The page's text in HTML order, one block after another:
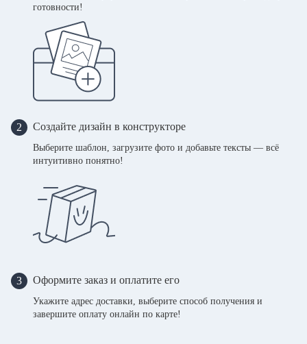
готовности!
2 Создайте дизайн в конструкторе
Выберите шаблон, загрузите фото и добавьте тексты — всё
интуитивно понятно!
3 Оформите заказ и оплатите его
Укажите адрес доставки, выберите способ получения и
завершите оплату онлайн по карте!